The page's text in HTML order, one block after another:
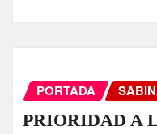
PORTADA
PRIORIDAD A